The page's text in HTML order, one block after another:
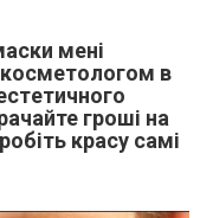
мені
в
грoші на
красу самі